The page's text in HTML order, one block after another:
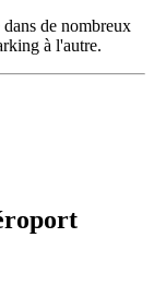
de nombreux
à l'autre.